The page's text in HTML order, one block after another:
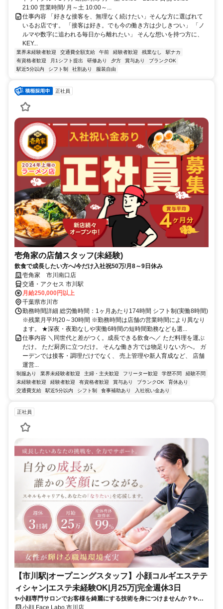
21:00 営業時間/ 月～土 10:00～...
仕事内容 「好きな接客を、無理なく続けたい」そんな方に選ばれて
いるお店です。 「接客は好き。でも今の働き方は少しきつい」 「ノ
ルマや数字に追われる毎日から離れたい」 そんな想いを持つ方に、
KEY...
業界未経験者歓迎 交通費全額支給 午前 経験者歓迎 残業なし
駅ナカ
有資格者歓迎
月1シフト提出 研修あり 夕方 賞与あり
ブランクOK
駅近5分以内
シフト制 社割あり 服装自由
正社員
壱角家の店舗スタッフ(未経験)
飲食で成長したい方へ/今だけ入社祝50万/月8～9日休み
壱角家 市川南口店
交通・アクセス 市川駅
月給250,000円以上
千葉県市川市
勤務時間詳細 総労働時間：1ヶ月あたり174時間 シフト制(実働8時間)
※残業月平均20～30時間 ※勤務時間は店舗の営業時間により異なり
ます。 ★深夜・夜勤なしや実働6時間の短時間勤務なども選...
仕事内容 ＼同世代と差がつく。成長できる飲食へ／ ただ料理を運ぶ
だけ。 ただ厨房に立つだけ。 そんな働き方では物足りない方へ。 ガ
ーデンでは接客・調理だけでなく、 売上管理や新人育成など、 店舗
運営...
制服あり 業界未経験者歓迎 主婦・主夫歓迎 フリーター歓迎 学歴不問
経験不問
未経験者歓迎
経験者歓迎 有資格者歓迎 賞与あり ブランクOK
育休あり
交通費支給
駅近5分以内 シフト制 食事補助あり 入社祝い金あり
正社員
【市川駅|オープニングスタッフ】小顔コルギエステテ
ィシャン|エステ未経験OK|月25万|完全週休3日
✨小顔専門サロンでお客様を綺麗にする技術を身につけませんか？✨未
経験でも安心して学べる研修制度あり✅人に喜ばれる仕事がしたい方、
小顔 Face Labo.市川店